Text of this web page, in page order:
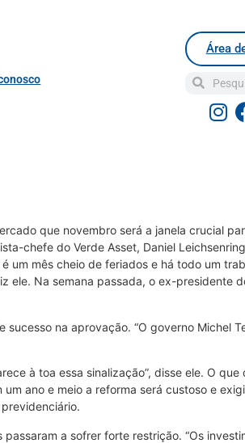
Área
que novembro será a janela crucial
chefe do Verde Asset, Daniel
um mês cheio de feriados e há todo um
Na semana passada, o ex-presidente
na aprovação. “O governo Michel
à toa essa sinalização”, disse ele. O
ano e meio a reforma será custoso e
a sofrer forte restrição. “Os